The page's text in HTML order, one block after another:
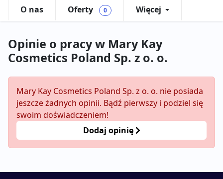
O nas Oferty 0 Więcej
Opinie o pracy w Mary Kay
Cosmetics Poland Sp. z o. o.
Mary Kay Cosmetics Poland Sp. z o. o. nie posiada
jeszcze żadnych opinii. Bądź pierwszy i podziel się
swoim doświadczeniem!
Dodaj opinię